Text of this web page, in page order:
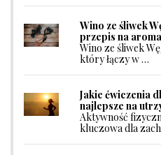
Wino ze śliwek
przepis na
Wino ze śliwek
który łączy w …
Jakie ćwiczenia
najlepsze na
Aktywność
kluczowa dla